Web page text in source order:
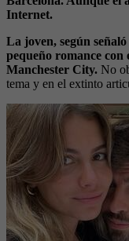
Internet.
La joven, según
pequeño romance con
Manchester City. No
tema y en el extinto